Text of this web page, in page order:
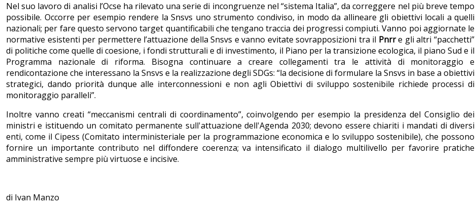
Nel suo lavoro di analisi l’Ocse ha rilevato una serie di incongruenze nel “sistema Italia”, da correggere nel più breve tempo
possibile. Occorre per esempio rendere la Snsvs uno strumento condiviso, in modo da allineare gli obiettivi locali a quelli
nazionali; per fare questo servono target quantificabili che tengano traccia dei progressi compiuti. Vanno poi aggiornate le
normative esistenti per permettere l’attuazione della Snsvs e vanno evitate sovrapposizioni tra il Pnrre gli altri “pacchetti”
di politiche come quelle di coesione, i fondi strutturali e di investimento, il Piano per la transizione ecologica, il piano Sud e il
Programma nazionale di riforma. Bisogna continuare a creare collegamenti tra le attività di monitoraggio e
rendicontazione che interessano la Snsvs e la realizzazione degli SDGs: “la decisione di formulare la Snsvs in base a obiettivi
strategici, dando priorità dunque alle interconnessioni e non agli Obiettivi di sviluppo sostenibile richiede processi di
monitoraggio paralleli”.
Inoltre vanno creati “meccanismi centrali di coordinamento”, coinvolgendo per esempio la presidenza del Consiglio dei
ministri e istituendo un comitato permanente sull'attuazione dell'Agenda 2030; devono essere chiariti i mandati di diversi
enti, come il Cipess (Comitato interministeriale per la programmazione economica e lo sviluppo sostenibile), che possono
fornire un importante contributo nel diffondere coerenza; va intensificato il dialogo multilivello per favorire pratiche
amministrative sempre più virtuose e incisive.
di Ivan Manzo